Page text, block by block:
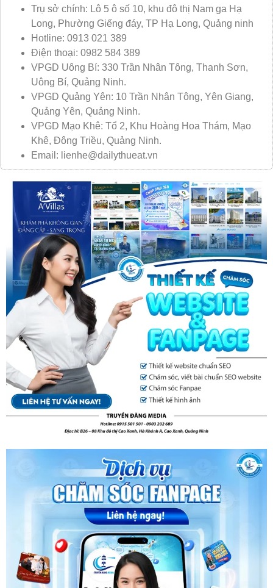
Trụ sở chính: Lô 5 ô số 10, khu đô thị Nam ga Hạ
Long, Phường Giếng đáy, TP Hạ Long, Quảng ninh
Hotline: 0913 021 389
Điện thoại: 0982 584 389
VPGD Uông Bí: 330 Trần Nhân Tông, Thanh Sơn,
Uông Bí, Quảng Ninh.
VPGD Quảng Yên: 10 Trần Nhân Tông, Yên Giang,
Quảng Yên, Quảng Ninh.
VPGD Mạo Khê: Tổ 2, Khu Hoàng Hoa Thám, Mạo
Khê, Đông Triều, Quảng Ninh.
Email: lienhe@dailythueat.vn